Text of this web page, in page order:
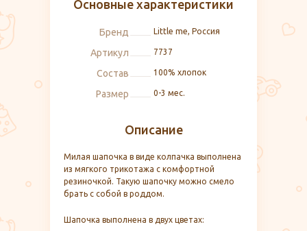
Описание
Милая шапочка в виде колпачка выполнена
из мягкого трикотажа с комфортной
резиночкой. Такую шапочку можно смело
брать с собой в роддом.
Шапочка выполнена в двух цветах:
Основные характеристики
Бренд Little me, Россия
Артикул 7737
Состав 100% хлопок
Размер 0-3 мес.